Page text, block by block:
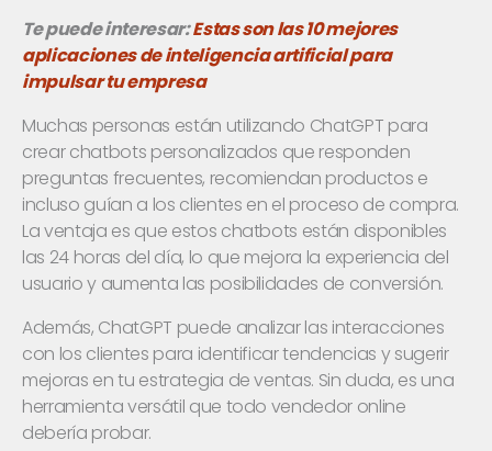
Te puede interesar:Estas son las 10 mejores
aplicaciones de inteligencia artificial para
impulsar tu empresa
Muchas personas están utilizando ChatGPT para
crear chatbots personalizados que responden
preguntas frecuentes, recomiendan productos e
incluso guían a los clientes en el proceso de compra.
La ventaja es que estos chatbots están disponibles
las 24 horas del día, lo que mejora la experiencia del
usuario y aumenta las posibilidades de conversión.
Además, ChatGPT puede analizar las interacciones
con los clientes para identificar tendencias y sugerir
mejoras en tu estrategia de ventas. Sin duda, es una
herramienta versátil que todo vendedor online
debería probar.